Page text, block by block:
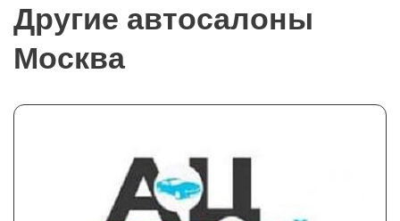
Другие автосалоны
Москва